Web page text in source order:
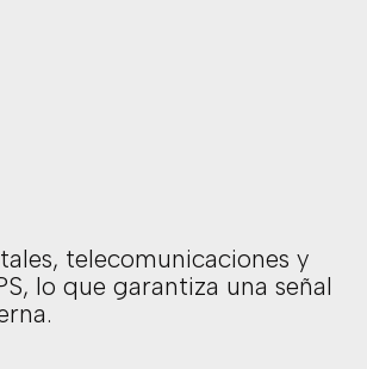
telecomunicaciones y
lo que garantiza una señal